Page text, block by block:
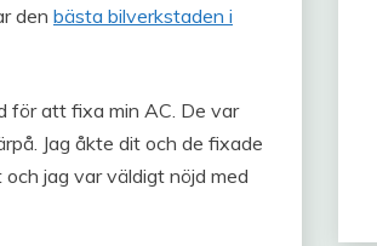
den bästa bilverkstaden i
för att fixa min AC. De var
Jag åkte dit och de fixade
jag var väldigt nöjd med